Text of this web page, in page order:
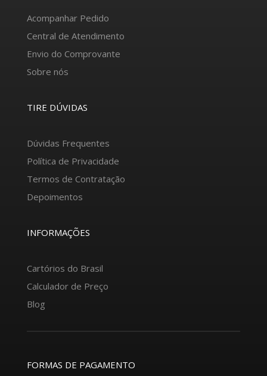
Acompanhar Pedido
Central de Atendimento
Envio do Comprovante
Sobre nós
TIRE DÚVIDAS
Dúvidas Frequentes
Política de Privacidade
Termos de Contratação
Depoimentos
INFORMAÇÕES
Cartórios do Brasil
Calculador de Preço
Blog
FORMAS DE PAGAMENTO